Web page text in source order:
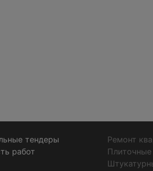
тендеры
работ
Ремонт